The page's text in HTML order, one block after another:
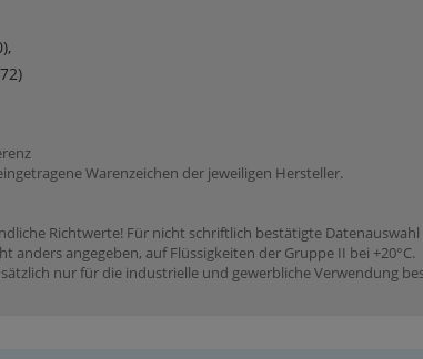
Warenzeichen der jeweiligen Hersteller.
Richtwerte! Für nicht schriftlich bestätigte
anders angegeben, auf Flüssigkeiten der Gruppe II bei +20°C.
nur für die industrielle und gewerbliche Verwendung